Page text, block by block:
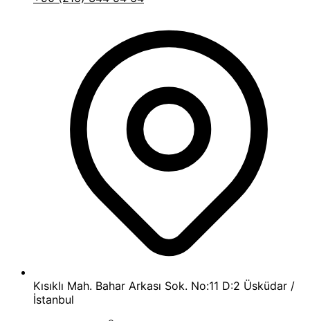
Kısıklı Mah. Bahar Arkası Sok. No:11 D:2 Üsküdar /
İstanbul